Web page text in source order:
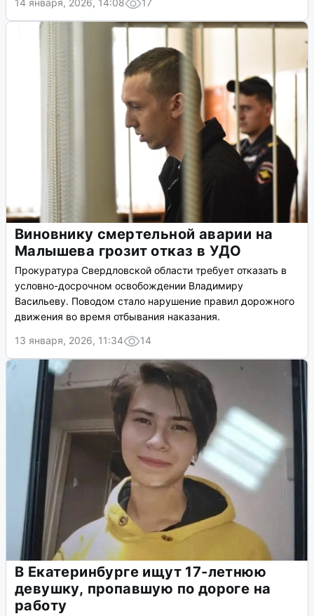
14 января, 2026, 14:08
17
Виновнику смертельной аварии на
Малышева грозит отказ в УДО
Прокуратура Свердловской области требует отказать в
условно-досрочном освобождении Владимиру
Васильеву. Поводом стало нарушение правил дорожного
движения во время отбывания наказания.
13 января, 2026, 11:34
14
В Екатеринбурге ищут 17-летнюю
девушку, пропавшую по дороге на
работу